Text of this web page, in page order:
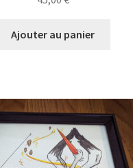
Ajouter au panier